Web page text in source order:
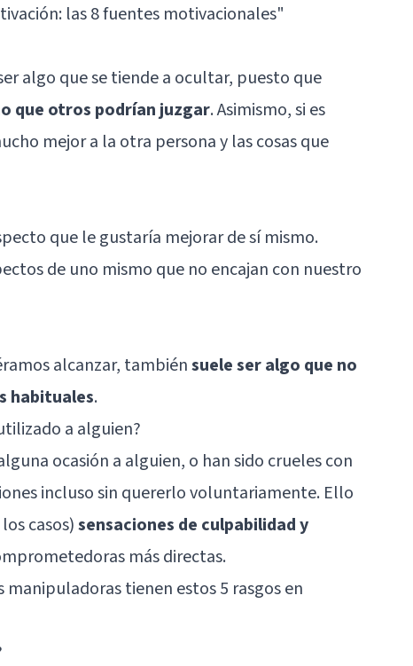
las 8 fuentes motivacionales"
algo que se tiende a ocultar, puesto que
que otros podrían juzgar. Asimismo, si es
mejor a la otra persona y las cosas que
que le gustaría mejorar de sí mismo.
de uno mismo que no encajan con nuestro
alcanzar, tambiénsuele ser algo que no
habituales.
a alguien?
ocasión a alguien, o han sido crueles con
incluso sin quererlo voluntariamente. Ello
casos)sensaciones de culpabilidad y
más directas.
manipuladoras tienen estos 5 rasgos en